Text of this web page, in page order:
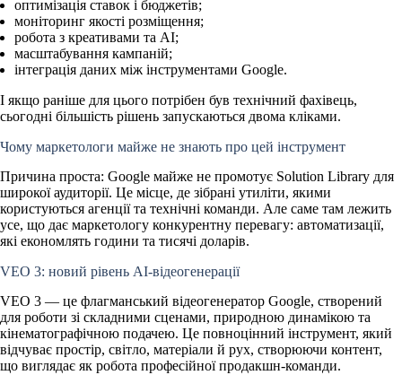
оптимізація ставок і бюджетів;
моніторинг якості розміщення;
робота з креативами та AI;
масштабування кампаній;
інтеграція даних між інструментами Google.
І якщо раніше для цього потрібен був технічний фахівець,
сьогодні більшість рішень запускаються двома кліками.
Чому маркетологи майже не знають про цей інструмент
Причина проста: Google майже не промотує Solution Library для
широкої аудиторії. Це місце, де зібрані утиліти, якими
користуються агенції та технічні команди. Але саме там лежить
усе, що дає маркетологу конкурентну перевагу: автоматизації,
які економлять години та тисячі доларів.
VEO 3: новий рівень AI-відеогенерації
VEO 3 — це флагманський відеогенератор Google, створений
для роботи зі складними сценами, природною динамікою та
кінематографічною подачею. Це повноцінний інструмент, який
відчуває простір, світло, матеріали й рух, створюючи контент,
що виглядає як робота професійної продакшн-команди.